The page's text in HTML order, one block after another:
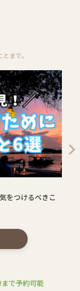
まで。
をつけるべきこ
まで予約可能